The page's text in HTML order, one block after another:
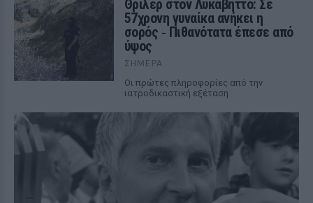
Θρίλερ στον Λυκαβηττό: Σε
57χρονη γυναίκα ανήκει η
σορός ‑ Πιθανότατα έπεσε από
ύψος
ΣΉΜΕΡΑ
Οι πρώτες πληροφορίες από την
ιατροδικαστική εξέταση